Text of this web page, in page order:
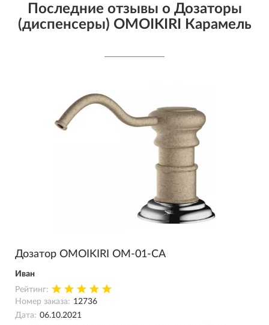
Последние отзывы о Дозаторы
(диспенсеры) OMOIKIRI Карамель
Дозатор OMOIKIRI OM-01-CA
Иван
Рейтинг:
Номер заказа: 12736
Дата: 06.10.2021